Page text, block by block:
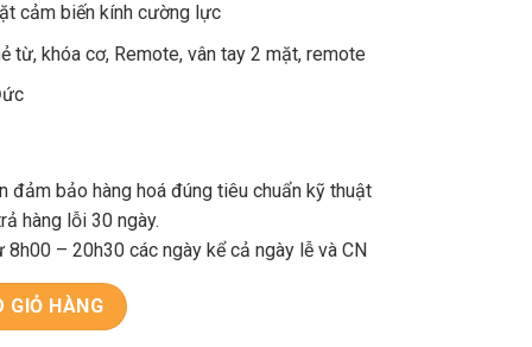
cảm biến kính cường lực
từ, khóa cơ, Remote, vân tay 2 mặt, remote
đảm bảo hàng hoá đúng tiêu chuẩn kỹ thuật
hàng lỗi 30 ngày.
– 20h30 các ngày kể cả ngày lễ và CN
Plus – App TTLock Wifi + Remote số lượng
GIỎ HÀNG